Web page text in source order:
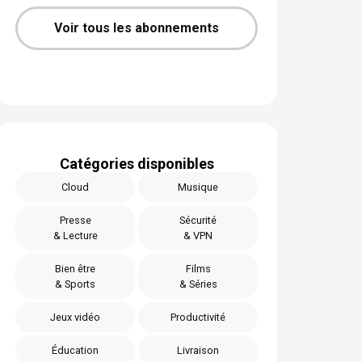
Voir tous les abonnements
Catégories disponibles
Cloud Musique
Presse
& Lecture
Sécurité
& VPN
Bien être
& Sports
Films
& Séries
Jeux vidéo Productivité
Éducation Livraison